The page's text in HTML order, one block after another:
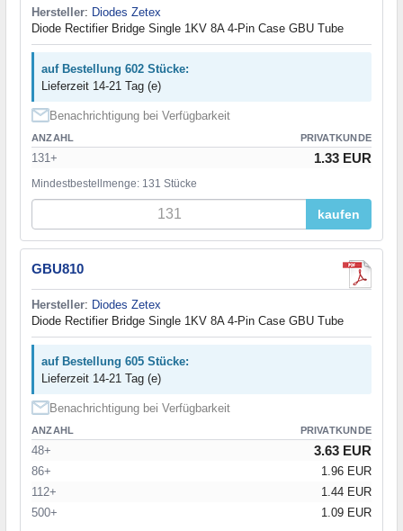
Hersteller: Diodes Zetex
Diode Rectifier Bridge Single 1KV 8A 4-Pin Case GBU Tube
auf Bestellung 602 Stücke:
Lieferzeit 14-21 Tag (e)
Benachrichtigung bei Verfügbarkeit
ANZAHL PRIVATKUNDE
131+ 1.33 EUR
Mindestbestellmenge: 131 Stücke
kaufen
GBU810
Hersteller: Diodes Zetex
Diode Rectifier Bridge Single 1KV 8A 4-Pin Case GBU Tube
auf Bestellung 605 Stücke:
Lieferzeit 14-21 Tag (e)
Benachrichtigung bei Verfügbarkeit
ANZAHL PRIVATKUNDE
48+ 3.63 EUR
86+
1.96 EUR
112+
1.44 EUR
500+
1.09 EUR